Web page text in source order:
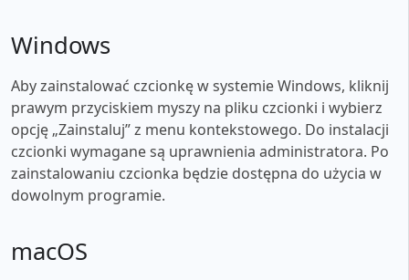
Windows
Aby zainstalować czcionkę w systemie Windows, kliknij
prawym przyciskiem myszy na pliku czcionki i wybierz
opcję „Zainstaluj” z menu kontekstowego. Do instalacji
czcionki wymagane są uprawnienia administratora. Po
zainstalowaniu czcionka będzie dostępna do użycia w
dowolnym programie.
macOS